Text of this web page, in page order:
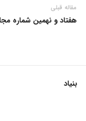
مقاله قبلی
هفتاد و نهمین شماره
بنیاد